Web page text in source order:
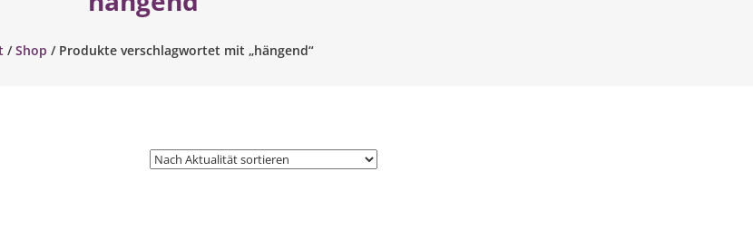
/Shop / Produkte verschlagwortet mit „hängend“